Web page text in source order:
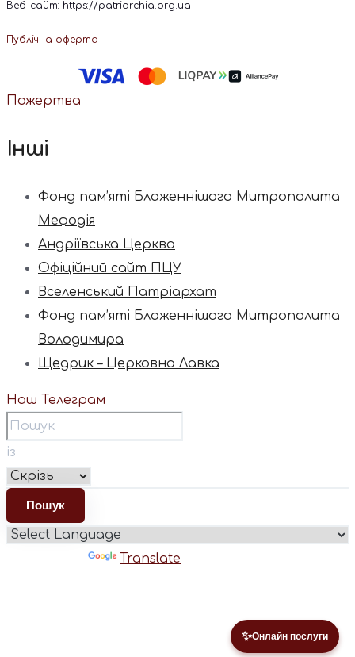
✨Онлайн послуги
Веб-сайт: https://patriarchia.org.ua
Публічна оферта
Пожертва
Інші
Фонд пам’яті Блаженнішого Митрополита
Мефодія
Андріївська Церква
Офіційний сайт ПЦУ
Вселенський Патріархат
Фонд пам’яті Блаженнішого Митрополита
Володимира
Щедрик – Церковна Лавка
Наш Телеграм
із
Translate